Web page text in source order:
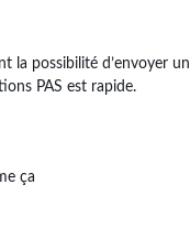
la possibilité d’envoyer
PAS est rapide.
ça